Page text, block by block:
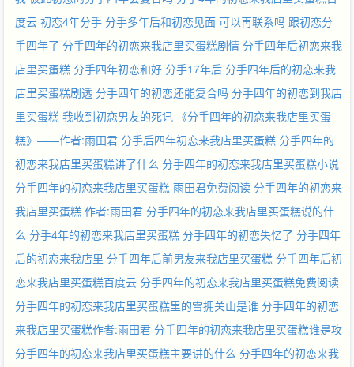
度云 初恋4年分手 分手多年后和初恋见面 可以再联系吗 跟初恋分
手四年了 分手四年的初恋来我店里买蛋糕剧情 分手四年后初恋来我
店里买蛋糕 分手四年初恋和好 分手17年后 分手四年后的初恋来我
店里买蛋糕剧透 分手四年的初恋还能复合吗 分手四年的初恋到我店
里买蛋糕 我收到初恋男友的死讯 《分手四年的初恋来我店里买蛋
糕》——作者:雨田君 分手后四年初恋来我店里买蛋糕 分手四年的
初恋来我店里买蛋糕讲了什么 分手四年的初恋来我店里买蛋糕小说
分手四年的初恋来我店里买蛋糕 雨田君免费阅读 分手四年的初恋来
我店里买蛋糕 作者:雨田君 分手四年的初恋来我店里买蛋糕说的什
么 分手4年的初恋来我店里买蛋糕 分手四年的初恋失忆了 分手四年
后的初恋来我店里 分手四年后前男友来我店里买蛋糕 分手四年后初
恋来我店里买蛋糕百度云 分手四年的初恋来我店里买蛋糕免费阅读
分手四年的初恋来我店里买蛋糕里的雪拥关山是谁 分手四年的初恋
来我店里买蛋糕作者:雨田君 分手四年的初恋来我店里买蛋糕谁是攻
分手四年的初恋来我店里买蛋糕主要讲的什么 分手四年的初恋来我